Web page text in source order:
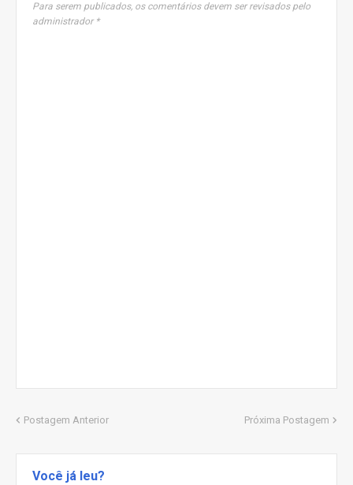
Para serem publicados, os comentários devem ser revisados pelo
administrador *
Postagem Anterior Próxima Postagem
Você já leu?